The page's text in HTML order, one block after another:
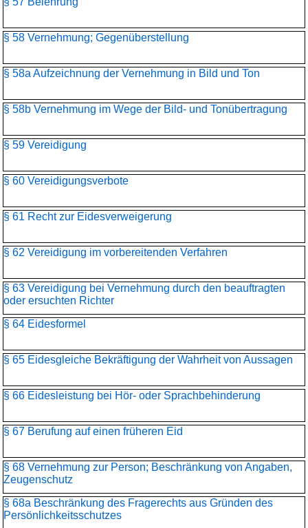
§ 58 Vernehmung; Gegenüberstellung
§ 58a Aufzeichnung der Vernehmung in Bild und Ton
§ 58b Vernehmung im Wege der Bild- und Tonübertragung
§ 59 Vereidigung
§ 60 Vereidigungsverbote
§ 61 Recht zur Eidesverweigerung
§ 62 Vereidigung im vorbereitenden Verfahren
§ 63 Vereidigung bei Vernehmung durch den beauftragten
oder ersuchten Richter
§ 64 Eidesformel
§ 65 Eidesgleiche Bekräftigung der Wahrheit von Aussagen
§ 66 Eidesleistung bei Hör- oder Sprachbehinderung
§ 67 Berufung auf einen früheren Eid
§ 68 Vernehmung zur Person; Beschränkung von Angaben,
Zeugenschutz
§ 68a Beschränkung des Fragerechts aus Gründen des
Persönlichkeitsschutzes